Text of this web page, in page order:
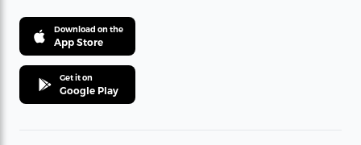
Download on the
App Store
Get it on
Google Play